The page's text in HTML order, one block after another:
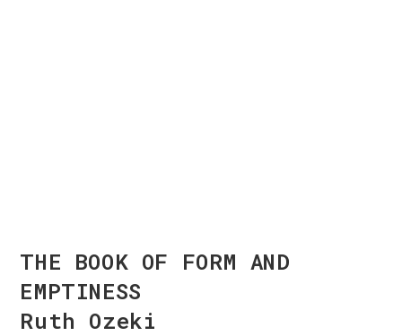
THE BOOK OF FORM AND
EMPTINESS
Ruth Ozeki